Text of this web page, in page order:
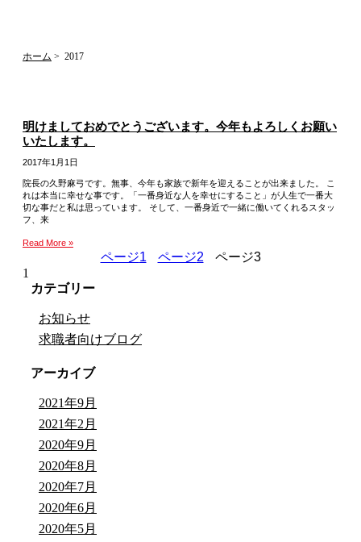
ホーム 2017
明けましておめでとうございます。今年もよろしくお願い
いたします。
2017年1月1日
院長の久野麻弓です。無事、今年も家族で新年を迎えることが出来ました。 こ
れは本当に幸せな事です。「一番身近な人を幸せにすること」が人生で一番大
切な事だと私は思っています。 そして、一番身近で一緒に働いてくれるスタッ
フ、来
Read More »
ページ1 ページ2 ページ3
カテゴリー
お知らせ
求職者向けブログ
アーカイブ
2021年9月
2021年2月
2020年9月
2020年8月
2020年7月
2020年6月
2020年5月